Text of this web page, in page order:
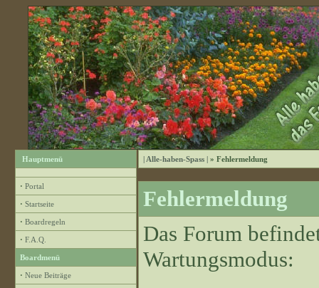
Hauptmenü
· Portal
· Startseite
· Boardregeln
· F.A.Q.
Boardmenü
· Neue Beiträge
| Alle-haben-Spass | » Fehlermeldung
Fehlermeldung
Das Forum
Wartungsmodus: